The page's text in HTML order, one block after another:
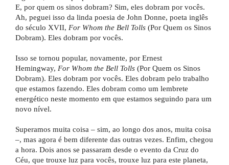
E, por quem os sinos dobram? Sim, eles dobram por vocês.
Ah, peguei isso da linda poesia de John Donne, poeta inglês
do século XVII, For Whom the Bell Tolls (Por Quem os Sinos
Dobram). Eles dobram por vocês.
Isso se tornou popular, novamente, por Ernest
Hemingway, For Whom the Bell Tolls (Por Quem os Sinos
Dobram). Eles dobram por vocês. Eles dobram pelo trabalho
que estamos fazendo. Eles dobram como um lembrete
energético neste momento em que estamos seguindo para um
novo nível.
Superamos muita coisa – sim, ao longo dos anos, muita coisa
–, mas agora é bem diferente das outras vezes. Enfim, chegou
a hora. Dois anos se passaram desde o evento da Cruz do
Céu, que trouxe luz para vocês, trouxe luz para este planeta,